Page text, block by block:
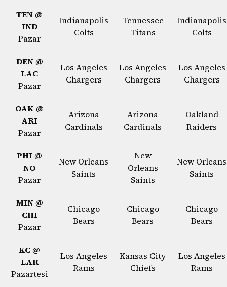
TEN @
IND
Pazar
Indianapolis
Colts
Tennessee
Titans
Indianapolis
Colts
DEN @
LAC
Pazar
Los Angeles
Chargers
Los Angeles
Chargers
Los Angeles
Chargers
OAK @
ARI
Pazar
Arizona
Cardinals
Arizona
Cardinals
Oakland
Raiders
PHI @
NO
Pazar
New Orleans
Saints
New
Orleans
Saints
New Orleans
Saints
MIN @
CHI
Pazar
Chicago
Bears
Chicago
Bears
Chicago
Bears
KC @
LAR
Pazartesi
Los Angeles
Rams
Kansas City
Chiefs
Los Angeles
Rams